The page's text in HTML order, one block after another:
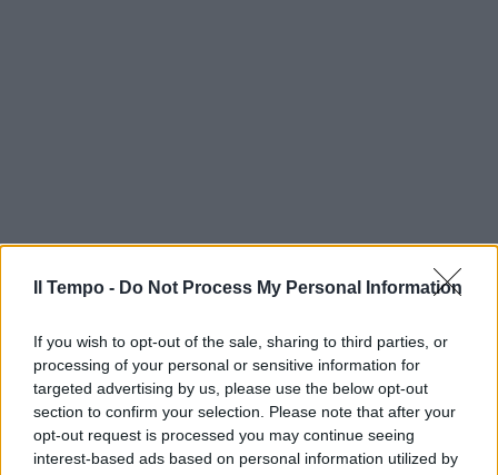
Il Tempo - Do Not Process My Personal Information
If you wish to opt-out of the sale, sharing to third parties, or
processing of your personal or sensitive information for
targeted advertising by us, please use the below opt-out
section to confirm your selection. Please note that after your
opt-out request is processed you may continue seeing
interest-based ads based on personal information utilized by